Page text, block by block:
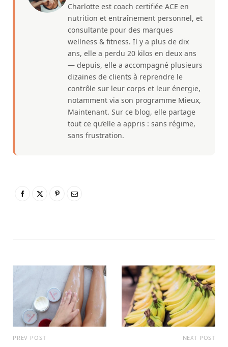
Charlotte est coach certifiée ACE en
nutrition et entraînement personnel, et
consultante pour des marques
wellness & fitness. Il y a plus de dix
ans, elle a perdu 20 kilos en deux ans
— depuis, elle a accompagné plusieurs
dizaines de clients à reprendre le
contrôle sur leur corps et leur énergie,
notamment via son programme Mieux,
Maintenant. Sur ce blog, elle partage
tout ce qu’elle a appris : sans régime,
sans frustration.
PREV POST NEXT POST